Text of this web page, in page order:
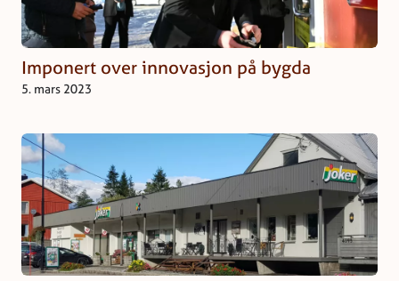
Imponert over innovasjon på bygda
5. mars 2023